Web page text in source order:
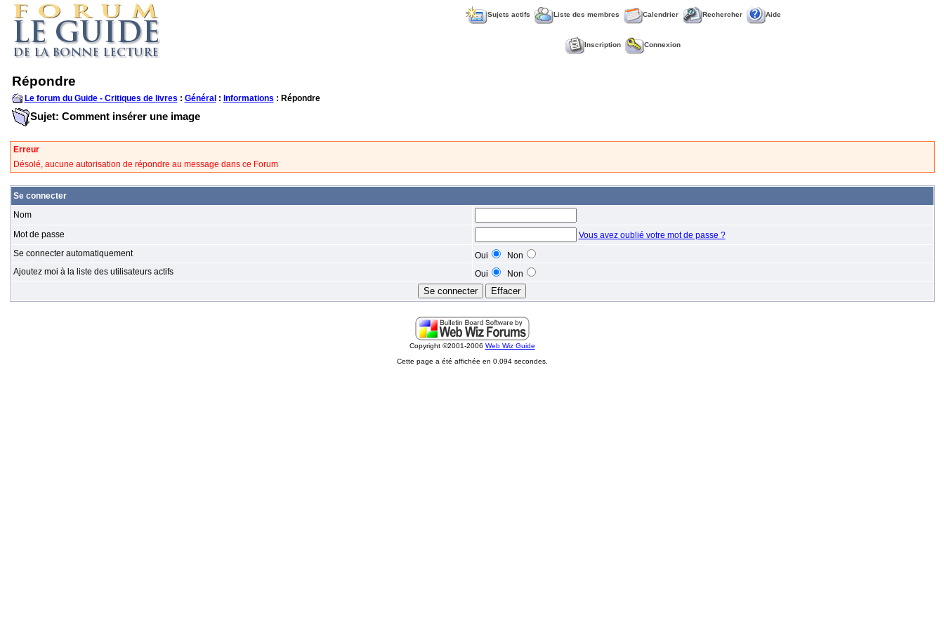
Sujets actifs Liste des membres Calendrier Rechercher Aide
Inscription Connexion
Répondre
Le forum du Guide - Critiques de livres : Général : Informations : Répondre
Sujet: Comment insérer une image
Erreur
Désolé, aucune autorisation de répondre au message dans ce Forum
Se connecter
Nom
Mot de passe
Vous avez oublié votre mot de passe ?
Se connecter automatiquement
Oui
Non
Ajoutez moi à la liste des utilisateurs actifs
Oui Non
Copyright ©2001-2006 Web Wiz Guide
Cette page a été affichée en 0.094 secondes.